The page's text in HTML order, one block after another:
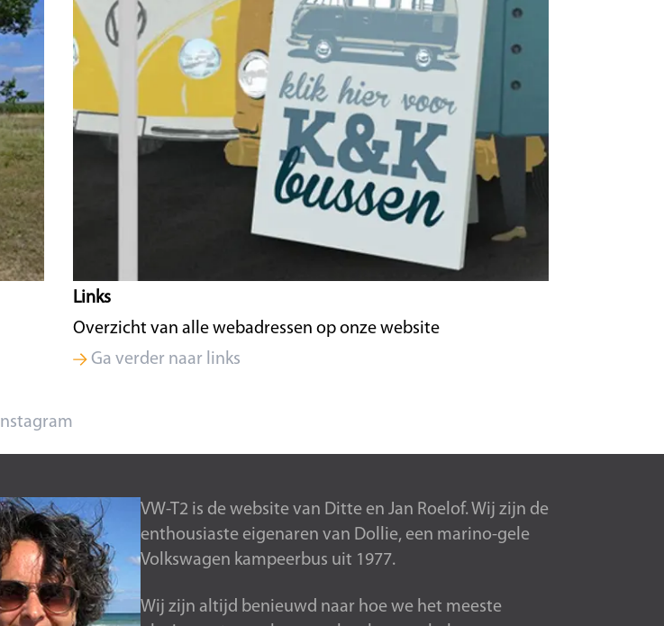
Links
Overzicht van alle webadressen op onze website
Ga verder naar links
Instagram
VW-T2 is de website van Ditte en Jan Roelof. Wij zijn de
enthousiaste eigenaren van Dollie, een marino-gele
Volkswagen kampeerbus uit 1977.
Wij zijn altijd benieuwd naar hoe we het meeste